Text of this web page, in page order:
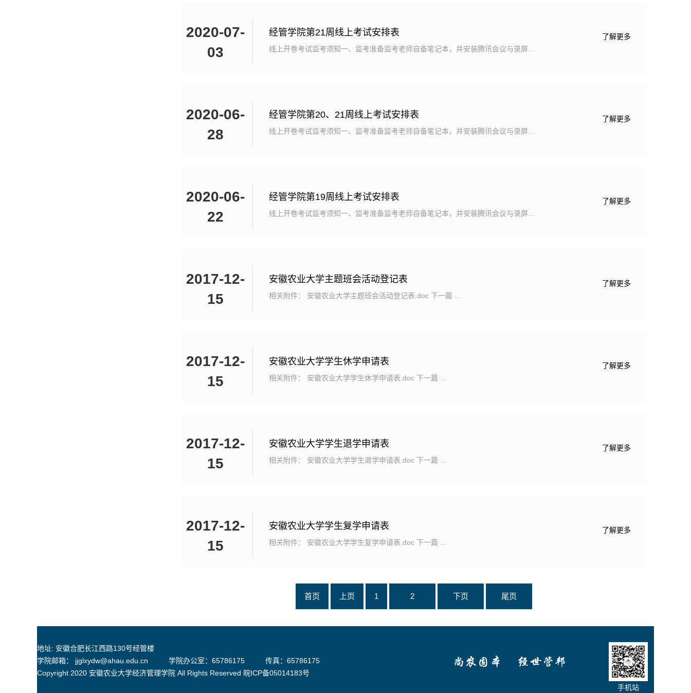
2020-07-
03
经管学院第21周线上考试安排表
线上开卷考试监考须知一、监考准备监考老师自备笔记本，并安装腾讯会议与录屏软
腾讯考场），并将会议号发布到班...
了解更多
2020-06-
28
经管学院第20、21周线上考试安排表
线上开卷考试监考须知一、监考准备监考老师自备笔记本，并安装腾讯会议与录屏软
腾讯考场），并将会议号发布到班...
了解更多
2020-06-
22
经管学院第19周线上考试安排表
线上开卷考试监考须知一、监考准备监考老师自备笔记本，并安装腾讯会议与录屏软
腾讯考场），并将会议号发布到班...
了解更多
2017-12-
15
安徽农业大学主题班会活动登记表
相关附件： 安徽农业大学主题班会活动登记表.doc 下一篇 ...
了解更多
2017-12-
15
安徽农业大学学生休学申请表 了解更多
2017-12-
15
安徽农业大学学生退学申请表 了解更多
2017-12-
15
安徽农业大学学生复学申请表 了解更多
首页 上页 1 2 下页 尾页
地址: 安徽合肥长江西路130号经管楼
学院邮箱： jjglxydw@ahau.edu.cn
学院办公室：65786175
传真：65786175
Copyright 2020 安徽农业大学经济管理学院 All Rights Reserved 皖ICP备05014183号
手机站